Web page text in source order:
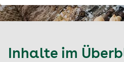
Inhalte im